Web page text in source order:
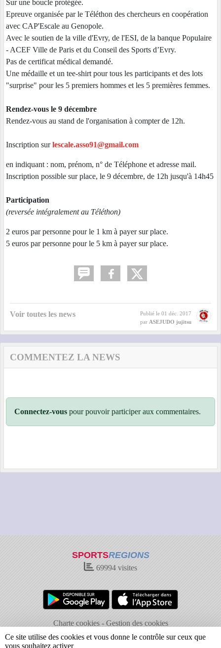
Sur une boucle protégée.
Epreuve organisée par le Téléthon des chercheurs en coopération
avec CAP'Escale au Genopole.
Avec le soutien de la ville d'Evry, de l'ESI, de la banque Populaire
- ACEF Ville de Paris et du Conseil des Sports d’Evry.
Pas de certificat médical demandé.
Une médaille et un tee-shirt pour tous les participants et des lots
"surprise" pour les 5 premiers hommes et les 5 premières femmes.
Rendez-vous le 9 décembre
Rendez-vous au stand de l'organisation à compter de 12h.
Inscription surlescale.asso91@gmail.com
en indiquant : nom, prénom, n° de Téléphone et adresse mail.
Inscription possible sur place, le 9 décembre, de 12h jusqu'à 14h45
Participation
(reversée intégralement au Téléthon)
2 euros par personne pour le 1 km à payer sur place.
5 euros par personne pour le 5 km à payer sur place.
Voir toutes les news Publié le 01 déc. 2017
par ASEJUDO jujitsu
COMMENTEZ LA NEWS
Connectez-vous pour pouvoir participer aux commentaires.
SPORTSREGIONS
69994 visites
Charte cookies
Gestion des cookies
Informations légales
Signaler un contenu inapproprié
Ce site utilise des cookies et vous donne le contrôle sur ceux que
vous souhaitez activer